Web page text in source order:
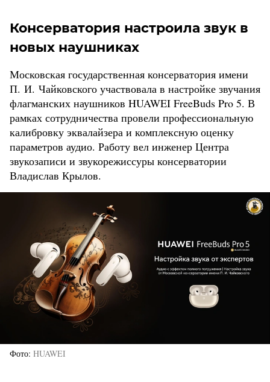
Консерватория настроила звук в
новых наушниках
Московская государственная консерватория имени
П. И. Чайковского участвовала в настройке звучания
флагманских наушников HUAWEI FreeBuds Pro 5. В
рамках сотрудничества провели профессиональную
калибровку эквалайзера и комплексную оценку
параметров аудио. Работу вел инженер Центра
звукозаписи и звукорежиссуры консерватории
Владислав Крылов.
Фото HUAWEI